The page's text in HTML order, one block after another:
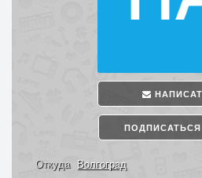
ПОДПИСАТЬСЯ
Откуда Волгоград